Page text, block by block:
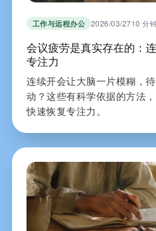
工作与远程办公 2026/03/2710 分
会议疲劳是真实存在的：
专注力
连续开会让大脑一片模糊，
动？这些有科学依据的方法
快速恢复专注力。